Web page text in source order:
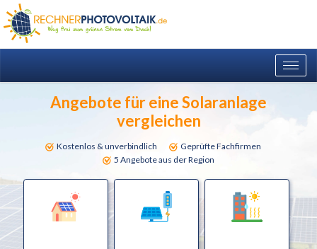
Angebote für eine Solaranlage
vergleichen
Kostenlos & unverbindlich
Geprüfte Fachfirmen
5 Angebote aus der Region